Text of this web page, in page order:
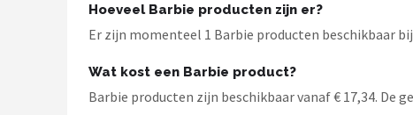
Hoeveel Barbie producten zijn er?
Er zijn momenteel 1 Barbie producten beschikbaar
Wat kost een Barbie product?
Barbie producten zijn beschikbaar vanaf € 17,34. De